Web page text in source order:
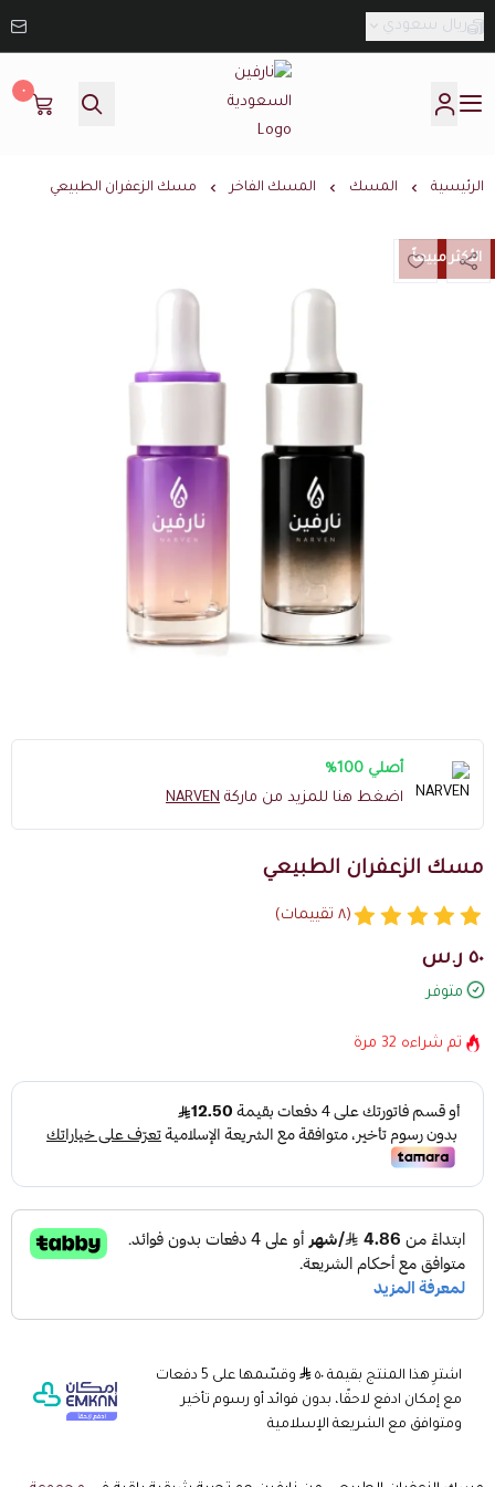
ريال سعودي
نارفين السعودية
٠
الرئيسية المسك المسك الفاخر مسك الزعفران الطبيعي
الأكثر مبيعاً
أصلي 100%
اضغط هنا للمزيد من ماركة NARVEN
مسك الزعفران الطبيعي
(٨ تقييمات)
٥٠ ر.س
متوفر
تم شراءه 32 مرة
اشترِ هذا المنتج بقيمة ٥٠
وقسّمها على 5 دفعات
مع إمكان ادفع لاحقًا، بدون فوائد أو رسوم تأخير
ومتوافق مع الشريعة الإسلامية